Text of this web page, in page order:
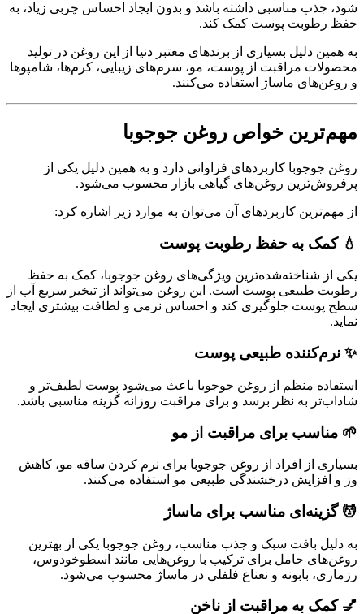
شود، جذب مناسبی داشته باشد و بدون ایجاد احساس چربی زیاد، به
حفظ رطوبت پوست کمک کند.
به همین دلیل بسیاری از برندهای معتبر دنیا از این روغن در تولید
محصولات مراقبت از پوست، مو، سرم‌های زیبایی، کرم‌ها، شامپوها
و روغن‌های ماساژ استفاده می‌کنند.
مهم‌ترین خواص روغن جوجوبا
روغن جوجوبا کاربردهای فراوانی دارد و به همین دلیل یکی از
پرفروش‌ترین روغن‌های گیاهی بازار محسوب می‌شود.
از مهم‌ترین کاربردهای آن می‌توان به موارد زیر اشاره کرد:
💧 کمک به حفظ رطوبت پوست
یکی از شناخته‌شده‌ترین ویژگی‌های روغن جوجوبا، کمک به حفظ
رطوبت طبیعی پوست است. این روغن می‌تواند از تبخیر سریع آب از
سطح پوست جلوگیری کند و احساس نرمی و لطافت بیشتری ایجاد
نماید.
✨ نرم‌کننده طبیعی پوست
استفاده منظم از روغن جوجوبا باعث می‌شود پوست لطیف‌تر و
شاداب‌تر به نظر برسد و برای مراقبت روزانه گزینه مناسبی باشد.
🌱 مناسب برای مراقبت از مو
بسیاری از افراد از روغن جوجوبا برای نرم کردن ساقه مو، کاهش
وز و افزایش درخشندگی طبیعی مو استفاده می‌کنند.
💆 گزینه‌ای مناسب برای ماساژ
به دلیل بافت سبک و جذب مناسب، روغن جوجوبا یکی از بهترین
روغن‌های حامل برای ترکیب با روغن‌هایی مانند اسطوخودوس،
رزماری، بابونه و نعناع فلفلی در ماساژ محسوب می‌شود.
💅 کمک به مراقبت از ناخن